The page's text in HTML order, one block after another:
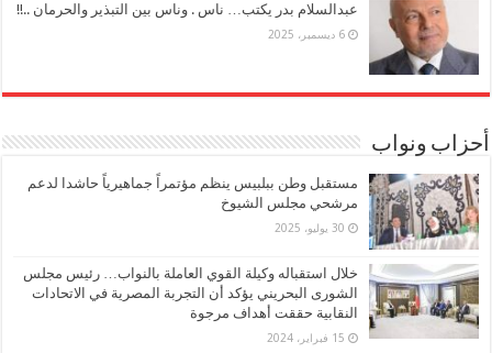
عبدالسلام بدر يكتب… ناس . وناس بين التبذير والحرمان ..!!
6 ديسمبر، 2025
أحزاب ونواب
مستقبل وطن ببلبيس ينظم مؤتمراً جماهيرياً حاشدا لدعم
مرشحي مجلس الشيوخ
30 يوليو، 2025
خلال استقباله وكيلة القوي العاملة بالنواب… رئيس مجلس
الشورى البحريني يؤكد أن التجربة المصرية في الاتحادات
النقابية حققت أهداف مرجوة
15 فبراير، 2024